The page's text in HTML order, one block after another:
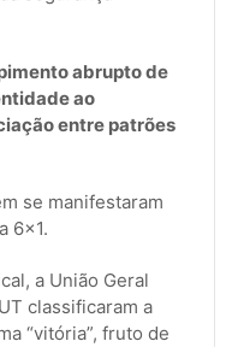
abrupto de
ao
entre patrões
se manifestaram
6x1.
a União Geral
classificaram a
“vitória”, fruto de